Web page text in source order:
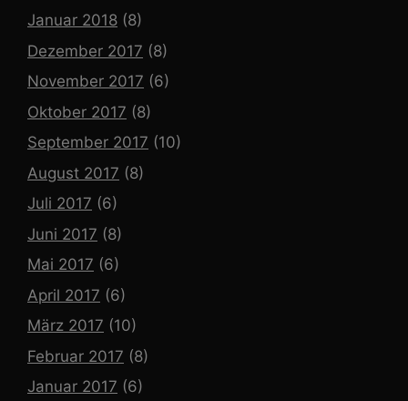
Januar 2018 (8)
Dezember 2017 (8)
November 2017 (6)
Oktober 2017 (8)
September 2017 (10)
August 2017 (8)
Juli 2017 (6)
Juni 2017 (8)
Mai 2017 (6)
April 2017 (6)
März 2017 (10)
Februar 2017 (8)
Januar 2017 (6)